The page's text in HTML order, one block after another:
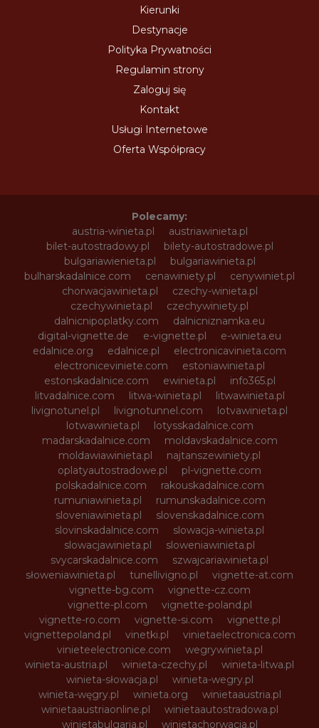
Kierunki
Destynacje
Polityka Prywatności
Regulamin strony
Zaloguj się
Kontakt
Usługi Internetowe
Oferta Współpracy
Polecamy:
austria-winieta.pl
austriawinieta.pl
bilet-autostradowy.pl
bilety-autostradowe.pl
bulgariawienieta.pl
bulgariawinieta.pl
bulharskadalnice.com
cenawiniety.pl
cenywiniet.pl
chorwacjawinieta.pl
czechy-winieta.pl
czechywinieta.pl
czechywiniety.pl
dalnicnipoplatky.com
dalnicniznamka.eu
digital-vignette.de
e-vignette.pl
e-winieta.eu
edalnice.org
edalnice.pl
electronicavinieta.com
electroniceviniete.com
estoniawinieta.pl
estonskadalnice.com
ewinieta.pl
info365.pl
litvadalnice.com
litwa-winieta.pl
litwawinieta.pl
livignotunel.pl
livignotunnel.com
lotvawinieta.pl
lotwawinieta.pl
lotysskadalnice.com
madarskadalnice.com
moldavskadalnice.com
moldawiawinieta.pl
najtanszewiniety.pl
oplatyautostradowe.pl
pl-vignette.com
polskadalnice.com
rakouskadalnice.com
rumuniawinieta.pl
rumunskadalnice.com
sloveniawinieta.pl
slovenskadalnice.com
slovinskadalnice.com
slowacja-winieta.pl
slowacjawinieta.pl
sloweniawinieta.pl
svycarskadalnice.com
szwajcariawinieta.pl
słoweniawinieta.pl
tunellivigno.pl
vignette-at.com
vignette-bg.com
vignette-cz.com
vignette-pl.com
vignette-poland.pl
vignette-ro.com
vignette-si.com
vignette.pl
vignettepoland.pl
vinetki.pl
vinietaelectronica.com
vinieteelectronice.com
wegrywinieta.pl
winieta-austria.pl
winieta-czechy.pl
winieta-litwa.pl
winieta-słowacja.pl
winieta-wegry.pl
winieta-węgry.pl
winieta.org
winietaaustria.pl
winietaaustriaonline.pl
winietaautostradowa.pl
winietabulgaria.pl
winietachorwacja.pl